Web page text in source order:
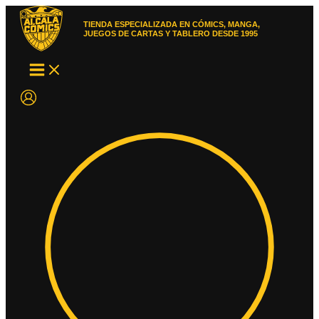
contenido
TIENDA ESPECIALIZADA EN CÓMICS, MANGA,
JUEGOS DE CARTAS Y TABLERO DESDE 1995